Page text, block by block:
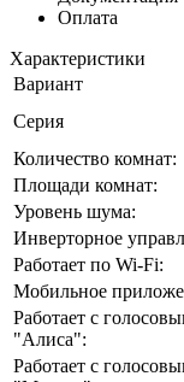
Оплата
Характеристики
Вариант
Серия
Количество комнат:
Площади комнат:
Уровень шума:
Инверторное
Работает по Wi-Fi:
Мобильное
Работает с
"Алиса":
Работает с